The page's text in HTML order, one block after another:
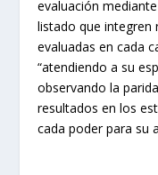
evaluación
listado que integren
evaluadas en cada
“atendiendo a su
observando la
resultados en los
cada poder para su